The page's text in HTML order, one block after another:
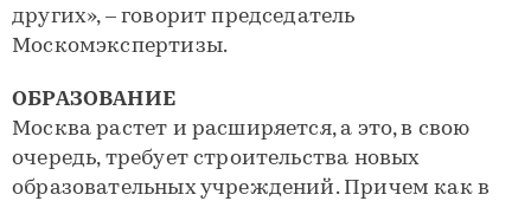
других», – говорит председатель
Москомэкспертизы.
ОБРАЗОВАНИЕ
Москва растет и расширяется, а это, в свою
очередь, требует строительства новых
образовательных учреждений. Причем как в